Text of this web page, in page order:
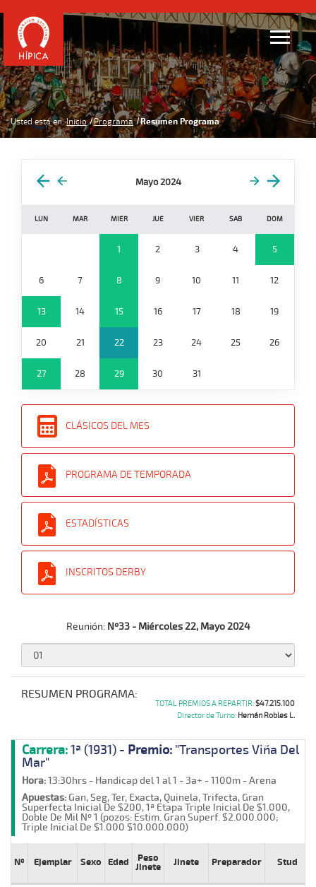
Usted está en: Inicio Programa Resumen Programa
Mayo 2024
LUN MAR MIER JUE VIER SAB DOM
1 2 3 4 5
6 7 8 9 10 11 12
13 14 15 16 17 18 19
20 21 22 23 24 25 26
27 28 29 30 31
CLÁSICOS DEL MES
PROGRAMA DE TEMPORADA
ESTADÍSTICAS
INSCRITOS DERBY
Reunión: Nº33 - Miércoles 22, Mayo 2024
RESUMEN PROGRAMA:
TOTAL PREMIOS A REPARTIR:$47.215.100
Director de Turno: Hernán Robles L.
Carrera:1ª (1931) - Premio: "Transportes Viña Del
Mar"
Hora:13:30hrs - Handicap del 1 al 1 - 3a+ - 1100m - Arena
Apuestas:Gan, Seg, Ter, Exacta, Quinela, Trifecta, Gran
Superfecta Inicial De $200, 1ª Etapa Triple Inicial De $1.000,
Doble De Mil Nº 1 (pozos: Estim. Gran Superf. $2.000.000;
Triple Inicial De $1.000 $10.000.000)
Nº Ejemplar Sexo Edad
Peso
Jinete
Jinete Preparador Stud